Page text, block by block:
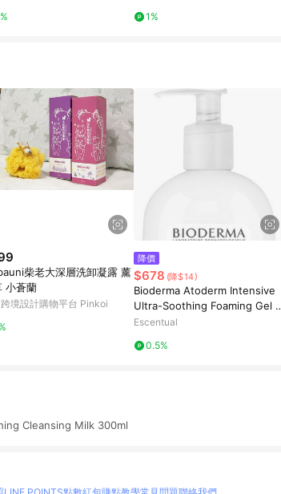
1%
柴老大深層洗卸凝露 薰
小蒼蘭
境設計購物平台 Pinkoi
降價
$678 (降$14)
Bioderma Atoderm Intensive
Ultra-Soothing Foaming Gel 5
00ml
Escentual
0.5%
Cleansing Milk 300ml